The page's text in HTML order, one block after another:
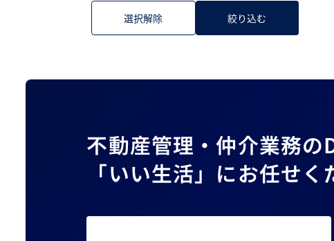
選択解除 絞り込む
不動産管理・仲介業務の
「いい生活」にお任せく